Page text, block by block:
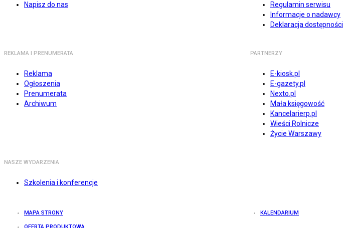
Napisz do nas
Regulamin serwisu
Informacje o nadawcy
Deklaracja dostępności
REKLAMA I PRENUMERATA
Reklama
Ogłoszenia
Prenumerata
Archiwum
PARTNERZY
E-kiosk.pl
E-gazety.pl
Nexto.pl
Mała księgowość
Kancelarierp.pl
Wieści Rolnicze
Życie Warszawy
NASZE WYDARZENIA
Szkolenia i konferencje
MAPA STRONY KALENDARIUM